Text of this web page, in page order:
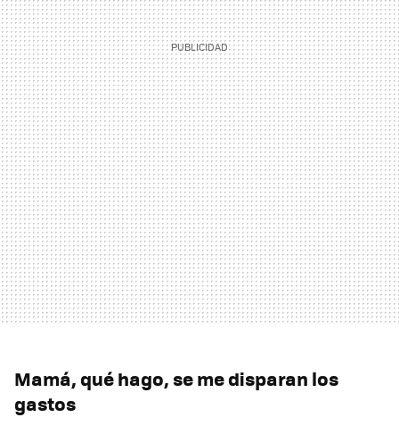
Mamá, qué hago, se me disparan los
gastos